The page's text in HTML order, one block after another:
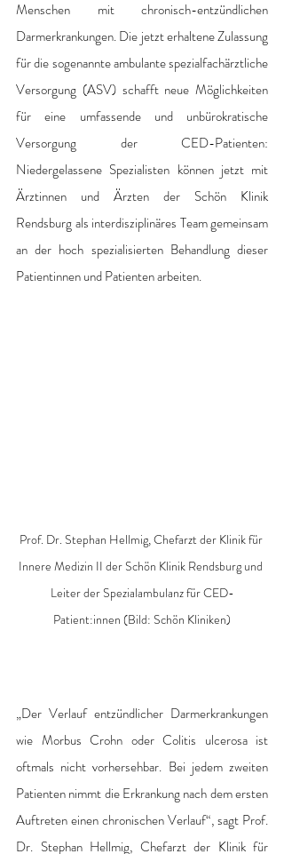
Menschen mit chronisch-entzündlichen
Darmerkrankungen. Die jetzt erhaltene Zulassung
für die sogenannte ambulante spezialfachärztliche
Versorgung (ASV) schafft neue Möglichkeiten
für eine umfassende und unbürokratische
Versorgung der CED-Patienten:
Niedergelassene Spezialisten können jetzt mit
Ärztinnen und Ärzten der Schön Klinik
Rendsburg als interdisziplinäres Team gemeinsam
an der hoch spezialisierten Behandlung dieser
Patientinnen und Patienten arbeiten.
Prof. Dr. Stephan Hellmig, Chefarzt der Klinik für
Innere Medizin II der Schön Klinik Rendsburg und
Leiter der Spezialambulanz für CED-
Patient:innen (Bild: Schön Kliniken)
„Der Verlauf entzündlicher Darmerkrankungen
wie Morbus Crohn oder Colitis ulcerosa ist
oftmals nicht vorhersehbar. Bei jedem zweiten
Patienten nimmt die Erkrankung nach dem ersten
Auftreten einen chronischen Verlauf“, sagt Prof.
Dr. Stephan Hellmig, Chefarzt der Klinik für